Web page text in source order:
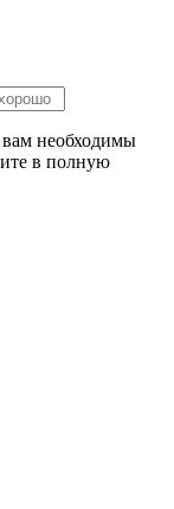
вам необходимы
в полную